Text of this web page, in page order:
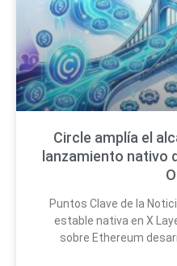
Circle amplía el
lanzamiento nativo
Puntos Clave de la
estable nativa en X
sobre Ethereum